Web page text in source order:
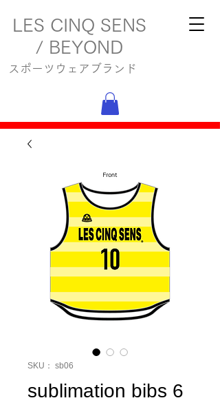
LES CINQ SENS
/ BEYOND
スポーツウェアブランド
SKU： sb06
sublimation bibs 6